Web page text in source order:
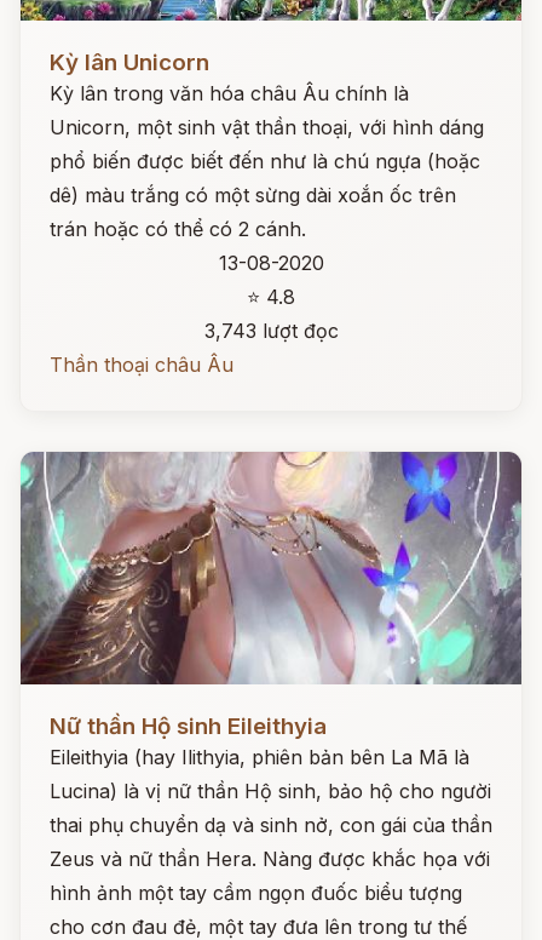
Kỳ lân Unicorn
Kỳ lân trong văn hóa châu Âu chính là
Unicorn, một sinh vật thần thoại, với hình dáng
phổ biến được biết đến như là chú ngựa (hoặc
dê) màu trắng có một sừng dài xoắn ốc trên
trán hoặc có thể có 2 cánh.
13-08-2020
⭐ 4.8
3,743 lượt đọc
Thần thoại châu Âu
Nữ thần Hộ sinh Eileithyia
Eileithyia (hay Ilithyia, phiên bản bên La Mã là
Lucina) là vị nữ thần Hộ sinh, bảo hộ cho người
thai phụ chuyển dạ và sinh nở, con gái của thần
Zeus và nữ thần Hera. Nàng được khắc họa với
hình ảnh một tay cầm ngọn đuốc biểu tượng
cho cơn đau đẻ, một tay đưa lên trong tư thế